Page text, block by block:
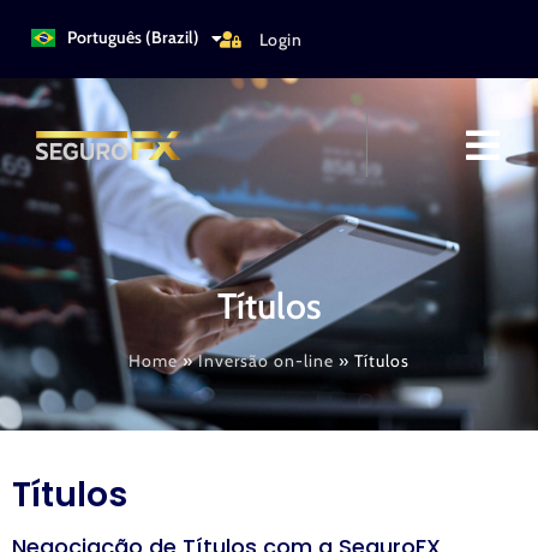
Português (Brazil)
Italiano
Login
Títulos
Home»Inversão on-line » Títulos
Títulos